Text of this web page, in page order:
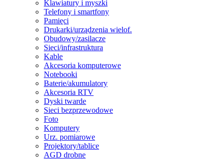
Klawiatury i myszki
Telefony i smartfony
Pamięci
Drukarki/urządzenia wielof.
Obudowy/zasilacze
Sieci/infrastruktura
Kable
Akcesoria komputerowe
Notebooki
Baterie/akumulatory
Akcesoria RTV
Dyski twarde
Sieci bezprzewodowe
Foto
Komputery
Urz. pomiarowe
Projektory/tablice
AGD drobne